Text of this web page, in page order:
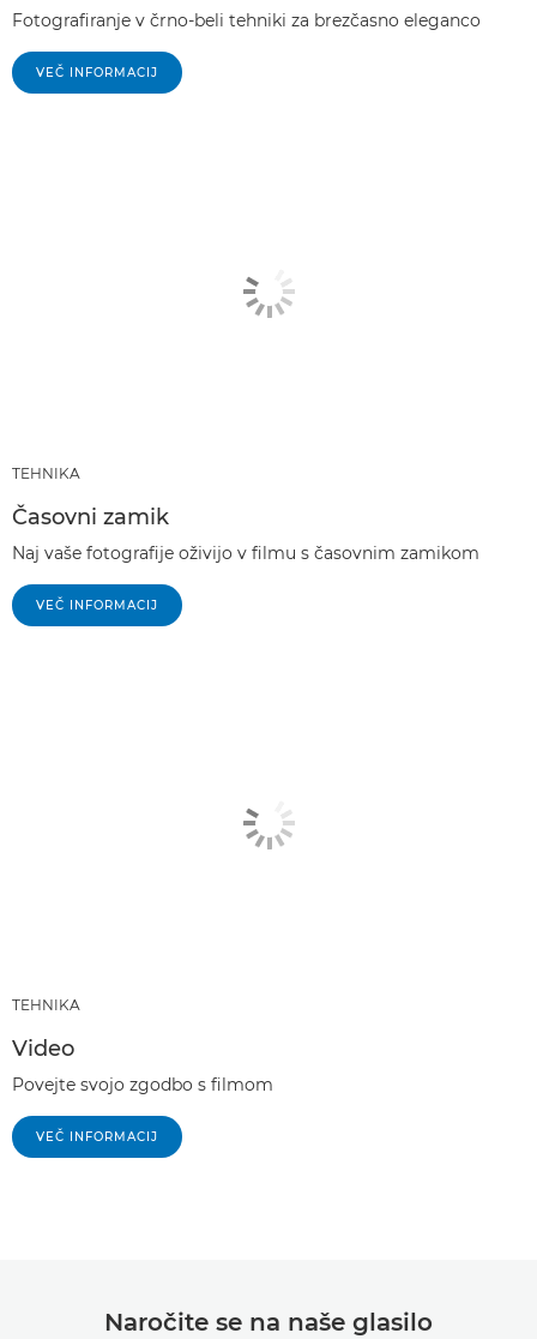
Fotografiranje v črno-beli tehniki za brezčasno eleganco
VEČ INFORMACIJ
TEHNIKA
Časovni zamik
Naj vaše fotografije oživijo v filmu s časovnim zamikom
VEČ INFORMACIJ
TEHNIKA
Video
Povejte svojo zgodbo s filmom
VEČ INFORMACIJ
Naročite se na naše glasilo